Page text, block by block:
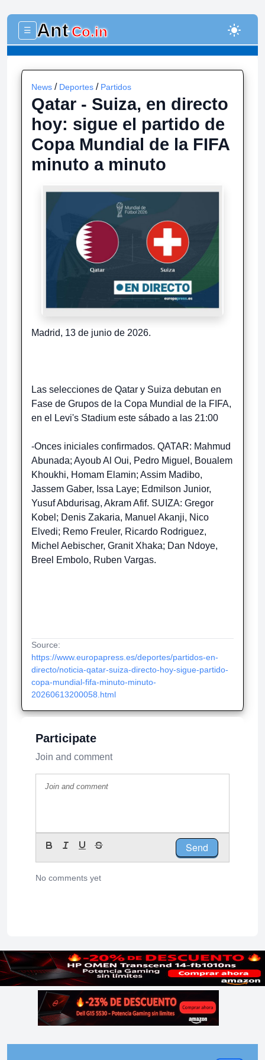
☰ Ant-Co.in light_mode
News / Deportes / Partidos
Qatar - Suiza, en directo
hoy: sigue el partido de
Copa Mundial de la FIFA
minuto a minuto
Madrid, 13 de junio de 2026.
Las selecciones de Qatar y Suiza debutan en
Fase de Grupos de la Copa Mundial de la FIFA,
en el Levi's Stadium este sábado a las 21:00
-Onces iniciales confirmados. QATAR: Mahmud
Abunada; Ayoub Al Oui, Pedro Miguel, Boualem
Khoukhi, Homam Elamin; Assim Madibo,
Jassem Gaber, Issa Laye; Edmilson Junior,
Yusuf Abdurisag, Akram Afif. SUIZA: Gregor
Kobel; Denis Zakaria, Manuel Akanji, Nico
Elvedi; Remo Freuler, Ricardo Rodriguez,
Michel Aebischer, Granit Xhaka; Dan Ndoye,
Breel Embolo, Ruben Vargas.
Source:
https://www.europapress.es/deportes/partidos-en-
directo/noticia-qatar-suiza-directo-hoy-sigue-partido-
copa-mundial-fifa-minuto-minuto-
20260613200058.html
Participate
Join and comment
Send
No comments yet